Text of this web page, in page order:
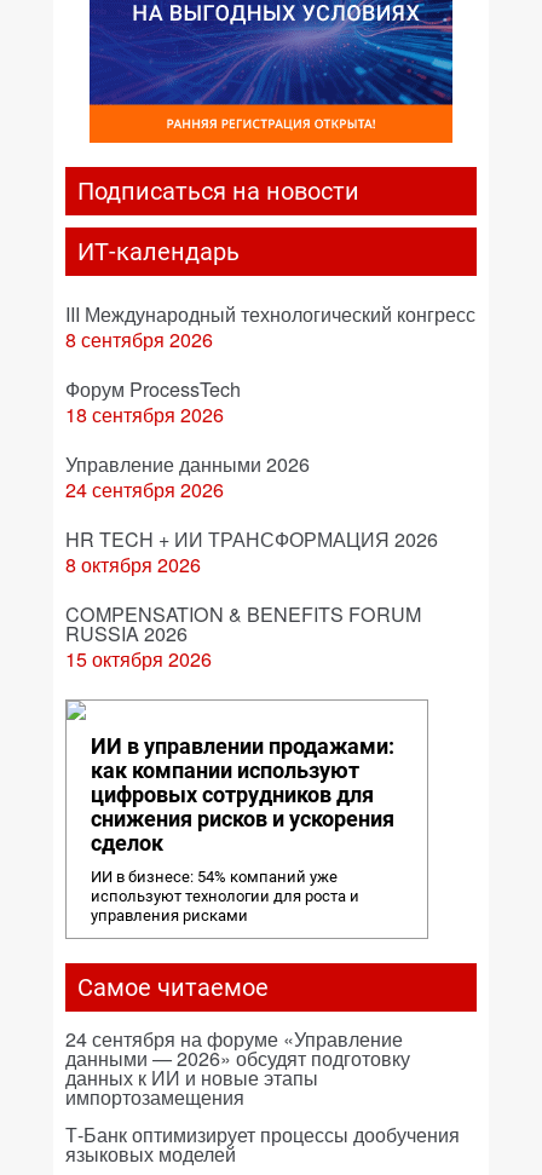
Подписаться на новости
ИТ-календарь
III Международный технологический конгресс
8 сентября 2026
Форум ProcessTech
18 сентября 2026
Управление данными 2026
24 сентября 2026
HR TECH + ИИ ТРАНСФОРМАЦИЯ 2026
8 октября 2026
COMPENSATION & BENEFITS FORUM
RUSSIA 2026
15 октября 2026
ИИ в управлении продажами:
как компании используют
цифровых сотрудников для
снижения рисков и ускорения
сделок
ИИ в бизнесе: 54% компаний уже
используют технологии для роста и
управления рисками
Самое читаемое
24 сентября на форуме «Управление
данными — 2026» обсудят подготовку
данных к ИИ и новые этапы
импортозамещения
Т-Банк оптимизирует процессы дообучения
языковых моделей